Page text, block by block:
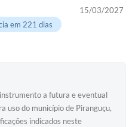
15/03/2027
em 221 dias
a futura e eventual
uso do município de Piranguçu,
indicados neste